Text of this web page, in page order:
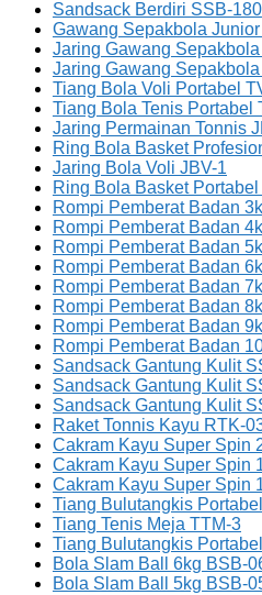
Sandsack Berdiri SSB-180
Gawang Sepakbola
Jaring Gawang
Jaring Gawang
Tiang Bola Voli Portabel
Tiang Bola Tenis Portabel
Jaring Permainan Tonnis
Ring Bola Basket
Jaring Bola Voli JBV-1
Ring Bola Basket
Rompi Pemberat Badan
Rompi Pemberat Badan
Rompi Pemberat Badan
Rompi Pemberat Badan
Rompi Pemberat Badan
Rompi Pemberat Badan
Rompi Pemberat Badan
Rompi Pemberat Badan
Sandsack Gantung Kulit
Sandsack Gantung Kulit
Sandsack Gantung Kulit
Raket Tonnis Kayu RTK-
Cakram Kayu Super Spin
Cakram Kayu Super Spin
Cakram Kayu Super Spin
Tiang Bulutangkis
Tiang Tenis Meja TTM-3
Tiang Bulutangkis
Bola Slam Ball 6kg BSB-
Bola Slam Ball 5kg BSB-